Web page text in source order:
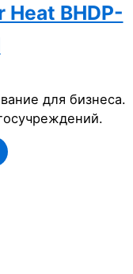
Heat BHDP-
для бизнеса.